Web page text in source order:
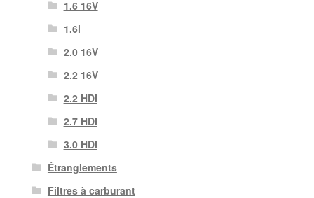
1.6 16V
1.6i
2.0 16V
2.2 16V
2.2 HDI
2.7 HDI
3.0 HDI
Étranglements
Filtres à carburant